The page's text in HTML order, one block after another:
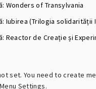
Wonders of Transylvania
Iubirea (Trilogia solidarității
Reactor de Creație și
set. You need to create
Settings.